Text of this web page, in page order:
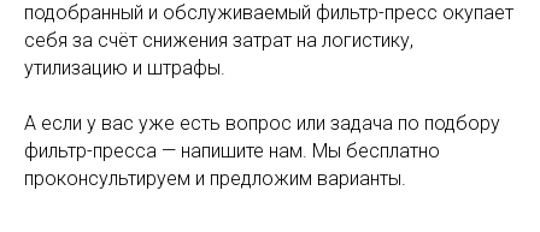
подобранный и обслуживаемый фильтр-пресс окупает
себя за счёт снижения затрат на логистику,
утилизацию и штрафы.
А если у вас уже есть вопрос или задача по подбору
фильтр-пресса — напишите нам. Мы бесплатно
проконсультируем и предложим варианты.